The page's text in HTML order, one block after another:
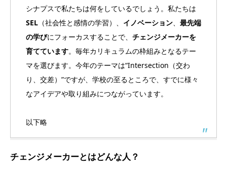
シナプスで私たちは何をしているでしょう。私たちは
SEL （社会性と感情の学習）、 イノベーション、 最先端
の学びにフォーカスすることで、 チェンジメーカーを
育てています。毎年カリキュラムの枠組みとなるテー
マを選びます。今年のテーマは“Intersection（交わ
り、交差）”ですが、学校の至るところで、すでに様々
なアイデアや取り組みにつながっています。
以下略
チェンジメーカーとはどんな人？